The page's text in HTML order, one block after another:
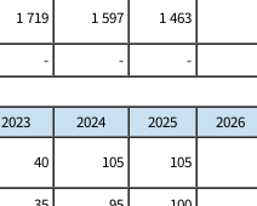
1 719 1 597
1 463
- -
-
2023 2024 2025
2026
40 105
105